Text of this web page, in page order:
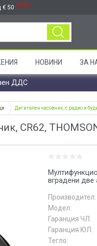
€ 50 НОВО
НОВИНИ ЗА
ДДС
Дигитален часовник, с радио и
CR62,
вградени две
Производител:
Модел:
Гаранция ЧЛ:
Гаранция ЮЛ:
Тегло: